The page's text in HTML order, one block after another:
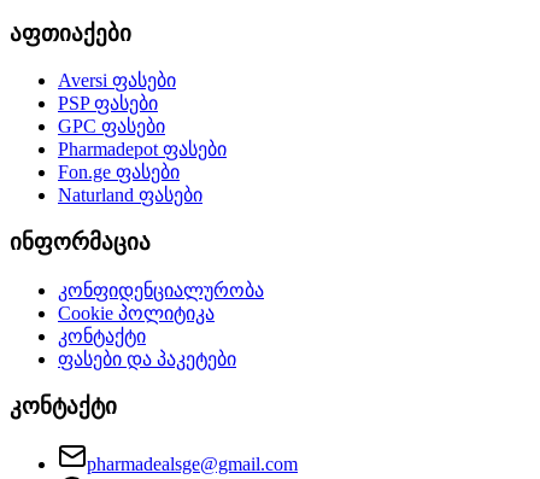
აფთიაქები
Aversi ფასები
PSPფასები
GPC ფასები
Pharmadepotფასები
Fon.ge ფასები
Naturland ფასები
ინფორმაცია
კონფიდენციალურობა
Cookie პოლიტიკა
კონტაქტი
ფასები და პაკეტები
კონტაქტი
pharmadealsge@gmail.com